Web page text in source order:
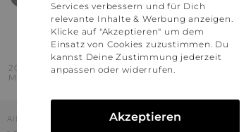
2016 - 2026 © Stylaholic.
Made for you with love in munich.
Alle Preise inkl. der jeweils geltenden gesetzlichen
Services verbessern und für Dich
relevante Inhalte & Werbung anzeigen.
Klicke auf "Akzeptieren" um dem
Einsatz von Cookies zuzustimmen. Du
kannst Deine Zustimmung jederzeit
anpassen oder widerrufen.
Akzeptieren